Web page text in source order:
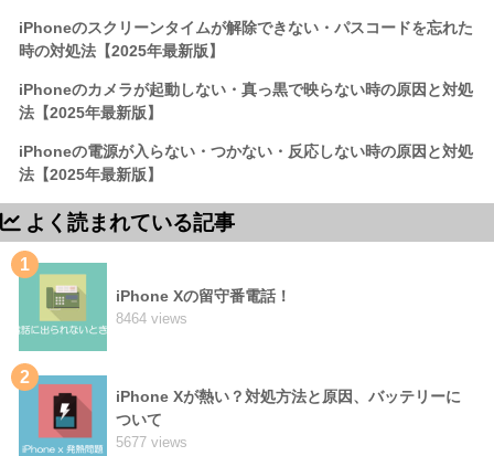
iPhoneのスクリーンタイムが解除できない・パスコードを忘れた
時の対処法【2025年最新版】
iPhoneのカメラが起動しない・真っ黒で映らない時の原因と対処
法【2025年最新版】
iPhoneの電源が入らない・つかない・反応しない時の原因と対処
法【2025年最新版】
よく読まれている記事
1
iPhone Xの留守番電話！
8464 views
2
iPhone Xが熱い？対処方法と原因、バッテリーに
ついて
5677 views